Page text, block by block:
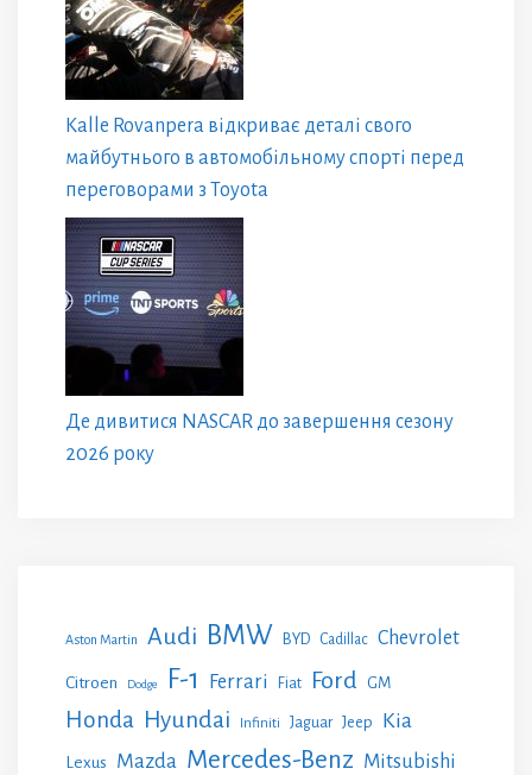
Kalle Rovanpera відкриває деталі свого
майбутнього в автомобільному спорті перед
переговорами з Toyota
Де дивитися NASCAR до завершення сезону
2026 року
Aston Martin Audi BMW BYD Cadillac Chevrolet
Citroen Dodge F-1 Ferrari Fiat Ford GM
Honda Hyundai Infiniti Jaguar Jeep Kia
Lexus Mazda Mercedes-Benz Mitsubishi